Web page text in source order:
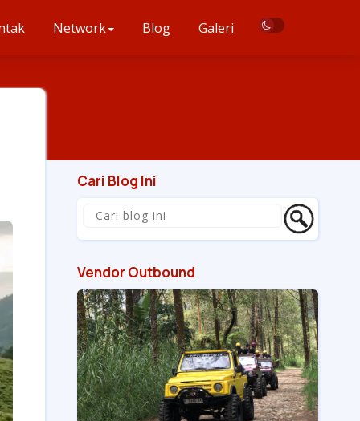
Network Blog Galeri
Cari Blog Ini
Vendor Outbound